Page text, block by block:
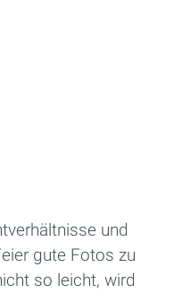
und
gute Fotos zu
so leicht, wird